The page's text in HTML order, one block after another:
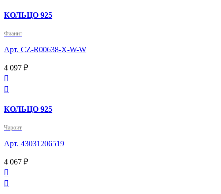
КОЛЬЦО 925
Фианит
Арт. CZ-R00638-X-W-W
4 097 ₽


КОЛЬЦО 925
Чароит
Арт. 43031206519
4 067 ₽

